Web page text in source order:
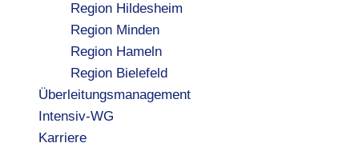
Region Hildesheim
Region Minden
Region Hameln
Region Bielefeld
Überleitungsmanagement
Intensiv-WG
Karriere